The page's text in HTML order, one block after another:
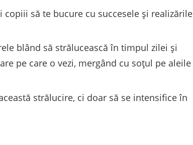
să te bucure cu succesele și realizările
blând să strălucească în timpul zilei și
pe care o vezi, mergând cu soțul pe aleile
strălucire, ci doar să se intensifice în